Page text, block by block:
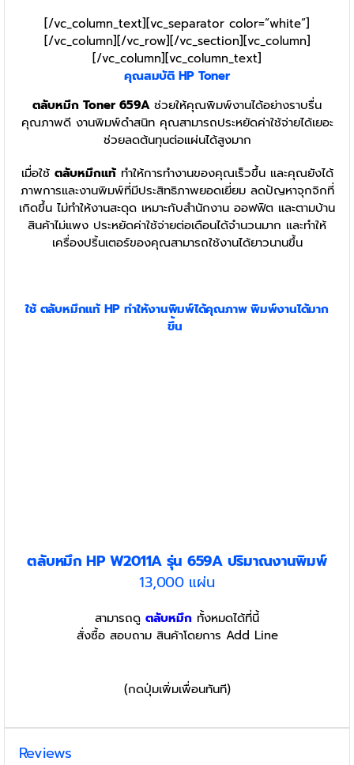
[/vc_column_text][vc_separator color=”white”]
[/vc_column][/vc_row][/vc_section][vc_column]
[/vc_column][vc_column_text]
คุณสมบัติ HP Toner
ตลับหมึก Toner 659A ช่วยให้คุณพิมพ์งานได้อย่างราบรื่น
คุณภาพดี งานพิมพ์ดำสนิท คุณสามารถประหยัดค่าใช้จ่ายได้เยอะ
ช่วยลดต้นทุนต่อแผ่นได้สูงมาก
เมื่อใช้ ตลับหมึกแท้ทำให้การทำงานของคุณเร็วขึ้น และคุณยังได้
ภาพการและงานพิมพ์ที่มีประสิทธิภาพยอดเยี่ยม ลดปัญหาจุกจิกที่
เกิดขึ้น ไม่ทำให้งานสะดุด เหมาะกับสำนักงาน ออฟฟิต และตามบ้าน
สินค้าไม่แพง ประหยัดค่าใช้จ่ายต่อเดือนได้จำนวนมาก และทำให้
เครื่องปริ้นเตอร์ของคุณสามารถใช้งานได้ยาวนานขึ้น
ใช้ ตลับหมึกแท้ HP ทำให้งานพิมพ์ได้คุณภาพ พิมพ์งานได้มาก
ขึ้น
ตลับหมึก HP W2011A รุ่น 659Aปริมาณงานพิมพ์
13,000 แผ่น
สามารถดู ตลับหมึก ทั้งหมดได้ที่นี้
สั่งซื้อ สอบถาม สินค้าโดยการ Add Line
(กดปุ่มเพิ่มเพื่อนทันที)
Reviews